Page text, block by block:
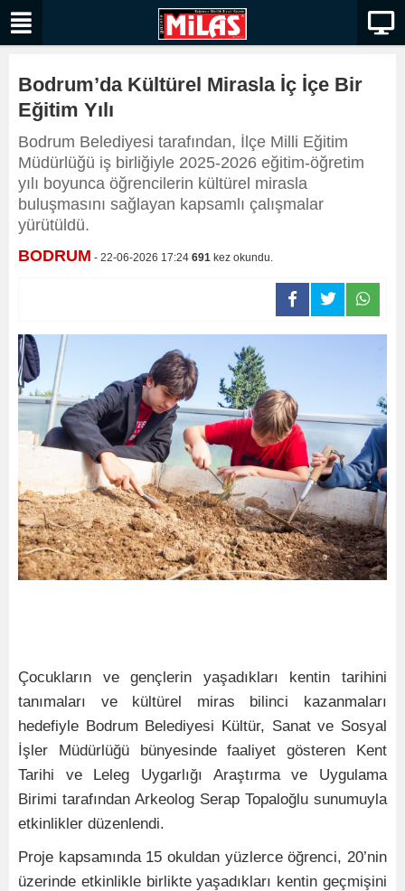
Bodrum’da Kültürel Mirasla İç İçe Bir
Eğitim Yılı
Bodrum Belediyesi tarafından, İlçe Milli Eğitim
Müdürlüğü iş birliğiyle 2025-2026 eğitim-öğretim
yılı boyunca öğrencilerin kültürel mirasla
buluşmasını sağlayan kapsamlı çalışmalar
yürütüldü.
BODRUM - 22-06-2026 17:24 691 kez okundu.
Çocukların ve gençlerin yaşadıkları kentin tarihini
tanımaları ve kültürel miras bilinci kazanmaları
hedefiyle Bodrum Belediyesi Kültür, Sanat ve Sosyal
İşler Müdürlüğü bünyesinde faaliyet gösteren Kent
Tarihi ve Leleg Uygarlığı Araştırma ve Uygulama
Birimi tarafından Arkeolog Serap Topaloğlu sunumuyla
etkinlikler düzenlendi.
Proje kapsamında 15 okuldan yüzlerce öğrenci, 20’nin
üzerinde etkinlikle birlikte yaşadıkları kentin geçmişini